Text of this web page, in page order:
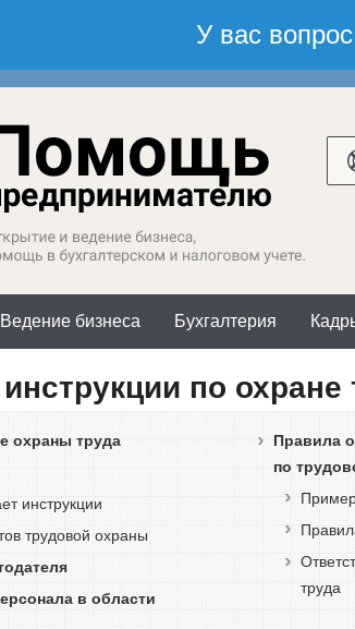
Ведение бизнеса Бухгалтерия
по охране
охраны труда
инструкции
трудовой охраны
в области
Правила
по
труда
+7(499)577-00-25